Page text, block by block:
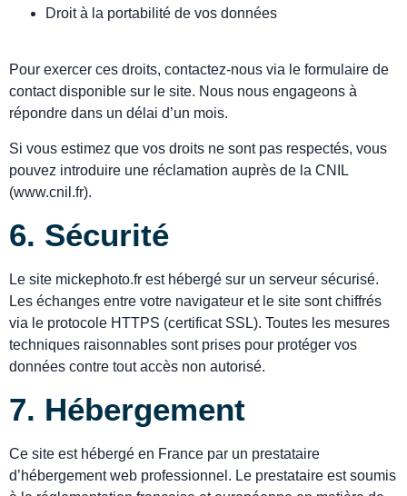
Droit à la portabilité de vos données
Pour exercer ces droits, contactez-nous via le formulaire de
contact disponible sur le site. Nous nous engageons à
répondre dans un délai d’un mois.
Si vous estimez que vos droits ne sont pas respectés, vous
pouvez introduire une réclamation auprès de la CNIL
(www.cnil.fr).
6. Sécurité
Le site mickephoto.fr est hébergé sur un serveur sécurisé.
Les échanges entre votre navigateur et le site sont chiffrés
via le protocole HTTPS (certificat SSL). Toutes les mesures
techniques raisonnables sont prises pour protéger vos
données contre tout accès non autorisé.
7. Hébergement
Ce site est hébergé en France par un prestataire
d’hébergement web professionnel. Le prestataire est soumis